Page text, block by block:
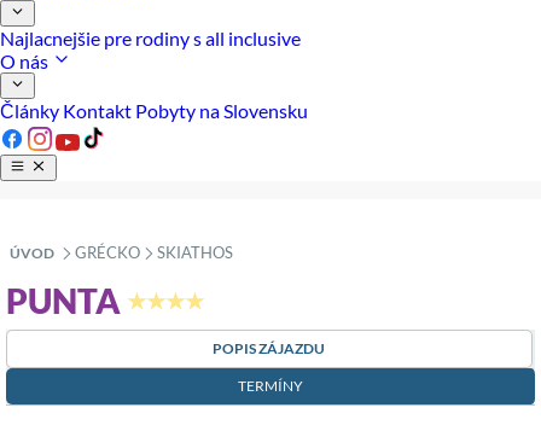
Najlacnejšie pre rodiny s all inclusive
O nás
Články Kontakt Pobyty na Slovensku
ÚVOD »
GRÉCKO »
SKIATHOS
PUNTA ★★★★
POPIS ZÁJAZDU
TERMÍNY